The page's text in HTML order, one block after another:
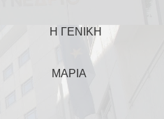
ΓΕΝΙΚΗ
ΜΑΡΙΑ